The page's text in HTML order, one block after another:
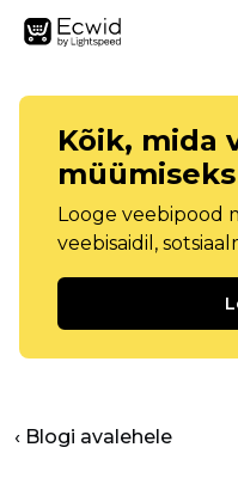
Kõik, mida
müümiseks
Looge veebipood
veebisaidil,
‹ Blogi avalehele